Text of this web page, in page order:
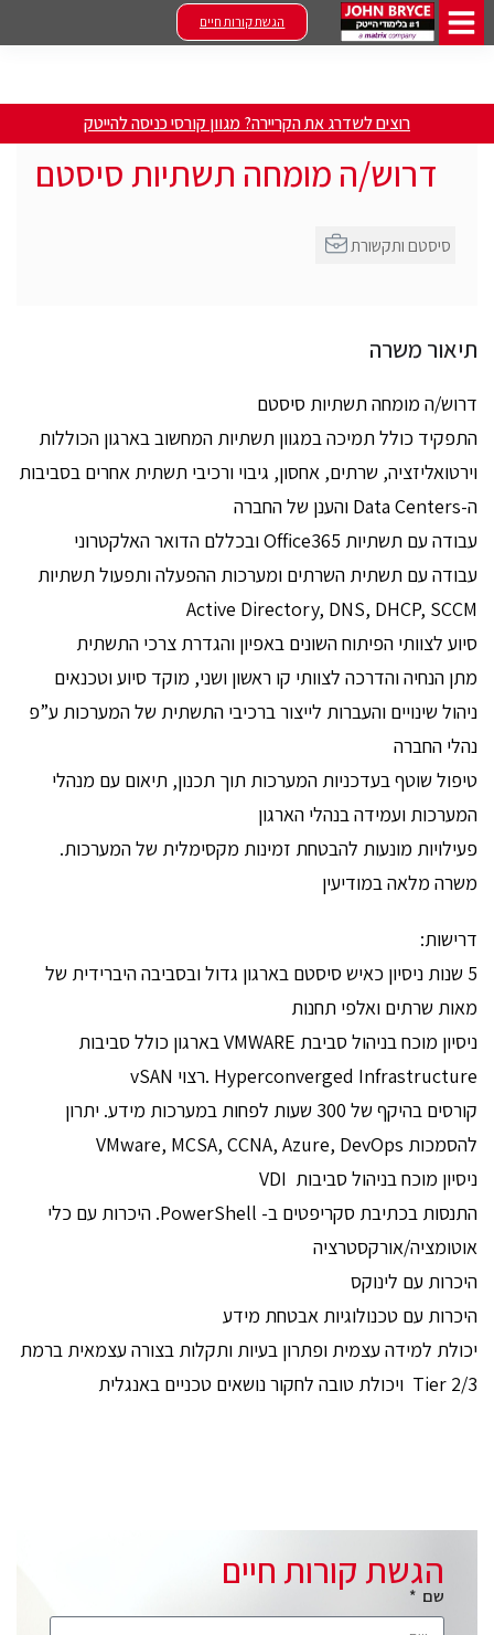
הגשת קורות חיים
רוצים לשדרג את הקריירה? מגוון קורסי כניסה להייטק
דרוש/ה מומחה תשתיות סיסטם
תיאור משרה
דרוש/ה מומחה תשתיות סיסטם
התפקיד כולל תמיכה במגוון תשתיות המחשוב בארגון הכוללות
וירטואליזציה, שרתים, אחסון, גיבוי ורכיבי תשתית אחרים בסביבות
ה-Data Centers והענן של החברה
עבודה עם תשתיות Office365 ובכללם הדואר האלקטרוני
עבודה עם תשתית השרתים ומערכות ההפעלה ותפעול תשתיות
Active Directory, DNS, DHCP, SCCM
סיוע לצוותי הפיתוח השונים באפיון והגדרת צרכי התשתית
מתן הנחיה והדרכה לצוותי קו ראשון ושני, מוקד סיוע וטכנאים
ניהול שינויים והעברות לייצור ברכיבי התשתית של המערכות ע”פ
נהלי החברה
טיפול שוטף בעדכניות המערכות תוך תכנון, תיאום עם מנהלי
המערכות ועמידה בנהלי הארגון
פעילויות מונעות להבטחת זמינות מקסימלית של המערכות.
משרה מלאה במודיעין
דרישות:
5 שנות ניסיון כאיש סיסטם בארגון גדול ובסביבה היברידית של
מאות שרתים ואלפי תחנות
ניסיון מוכח בניהול סביבת VMWARE בארגון כולל סביבות
Hyperconverged Infrastructure .רצוי vSAN
קורסים בהיקף של 300 שעות לפחות במערכות מידע. יתרון
להסמכות VMware, MCSA, CCNA, Azure, DevOps
ניסיון מוכח בניהול סביבות VDI
התנסות בכתיבת סקריפטים ב- PowerShell. היכרות עם כלי
אוטומציה/אורקסטרציה
היכרות עם לינוקס
היכרות עם טכנולוגיות אבטחת מידע
יכולת למידה עצמית ופתרון בעיות ותקלות בצורה עצמאית ברמת
Tier 2/3 ויכולת טובה לחקור נושאים טכניים באנגלית
הגשת קורות חיים
שם